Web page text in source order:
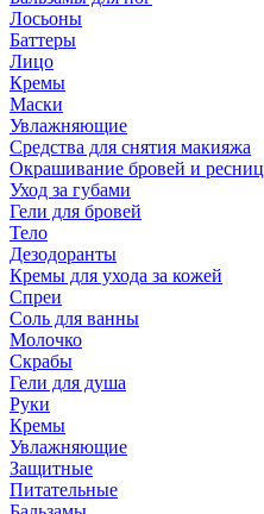
Лосьоны
Баттеры
Лицо
Кремы
Маски
Увлажняющие
Средства для снятия макияжа
Окрашивание бровей и ресниц
Уход за губами
Гели для бровей
Тело
Дезодоранты
Кремы для ухода за кожей
Спреи
Соль для ванны
Молочко
Скрабы
Гели для душа
Руки
Кремы
Увлажняющие
Защитные
Питательные